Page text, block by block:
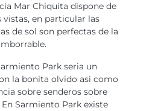
Mar Chiquita dispone de
vistas, en particular las
de sol son perfectas de la
Park seri­a un
la bonita olvido asi­ como
sobre senderos sobre
Sarmiento Park existe